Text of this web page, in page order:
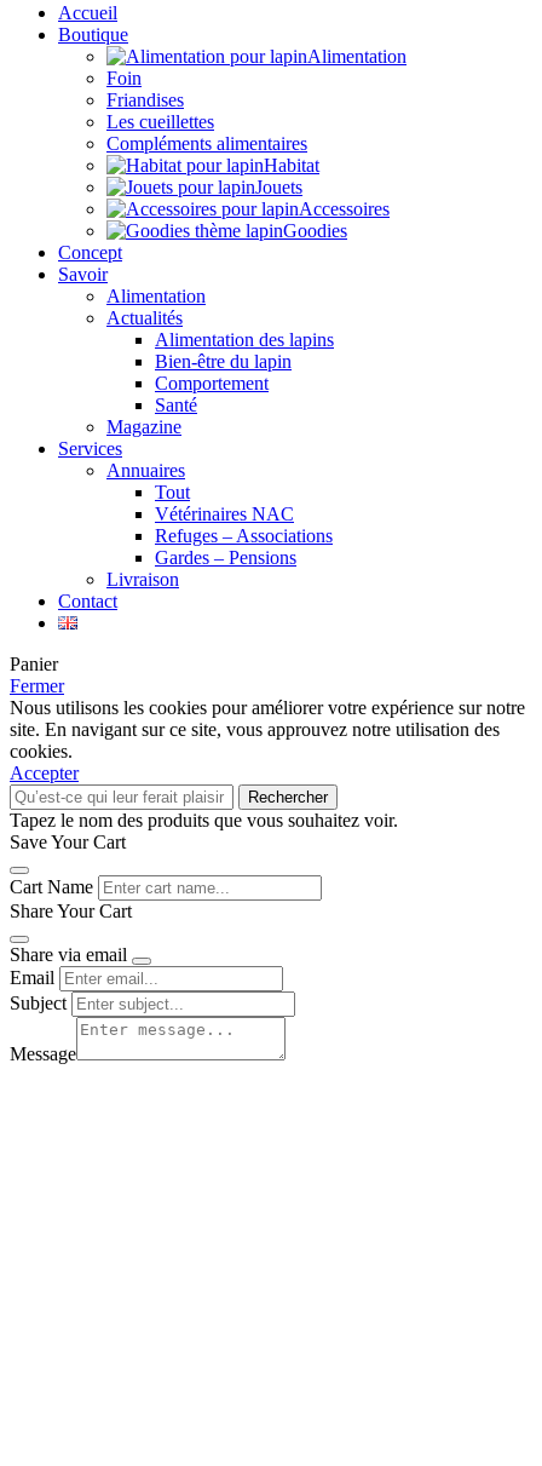
Accueil
Boutique
Alimentation
Foin
Friandises
Les cueillettes
Compléments alimentaires
Habitat
Jouets
Accessoires
Goodies
Concept
Savoir
Alimentation
Actualités
Alimentation des lapins
Bien-être du lapin
Comportement
Santé
Magazine
Services
Annuaires
Tout
Vétérinaires NAC
Refuges – Associations
Gardes – Pensions
Livraison
Contact
Panier
Fermer
Nous utilisons les cookies pour améliorer votre expérience sur notre
site. En navigant sur ce site, vous approuvez notre utilisation des
cookies.
Accepter
Rechercher
Tapez le nom des produits que vous souhaitez voir.
Save Your Cart
Cart Name
Share Your Cart
Share via email
Email
Subject
Message